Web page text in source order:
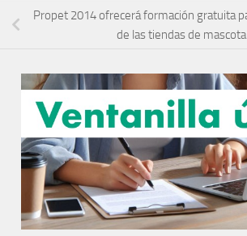
Propet 2014 ofrecerá formación gratuita
de las tiendas de mascota